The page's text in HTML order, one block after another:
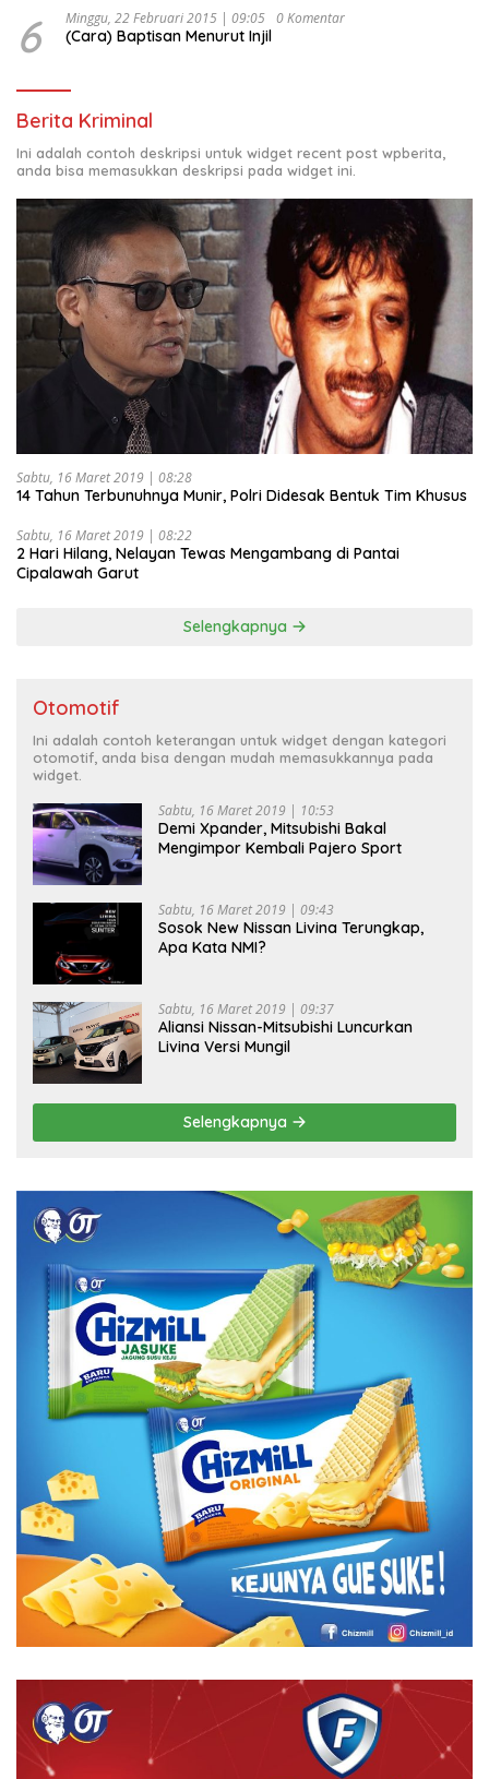
6 Minggu, 22 Februari 2015 | 09:05 0 Komentar
(Cara) Baptisan Menurut Injil
Berita Kriminal
Ini adalah contoh deskripsi untuk widget recent post wpberita,
anda bisa memasukkan deskripsi pada widget ini.
Sabtu, 16 Maret 2019 | 08:28
14 Tahun Terbunuhnya Munir, Polri Didesak Bentuk Tim Khusus
Sabtu, 16 Maret 2019 | 08:22
2 Hari Hilang, Nelayan Tewas Mengambang di Pantai
Cipalawah Garut
Selengkapnya
Otomotif
Ini adalah contoh keterangan untuk widget dengan kategori
otomotif, anda bisa dengan mudah memasukkannya pada
widget.
Sabtu, 16 Maret 2019 | 10:53
Demi Xpander, Mitsubishi Bakal
Mengimpor Kembali Pajero Sport
Sabtu, 16 Maret 2019 | 09:43
Sosok New Nissan Livina Terungkap,
Apa Kata NMI?
Sabtu, 16 Maret 2019 | 09:37
Aliansi Nissan-Mitsubishi Luncurkan
Livina Versi Mungil
Selengkapnya